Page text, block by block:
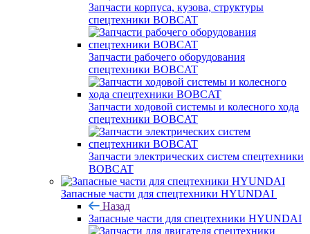
Запчасти корпуса, кузова, структуры
спецтехники BOBCAT
Запчасти рабочего оборудования
спецтехники BOBCAT
Запчасти ходовой системы и колесного хода
спецтехники BOBCAT
Запчасти электрических систем спецтехники
BOBCAT
Запасные части для спецтехники HYUNDAI
Назад
Запасные части для спецтехники HYUNDAI